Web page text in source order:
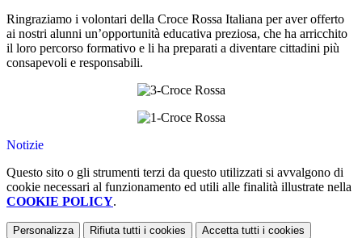
Ringraziamo i volontari della Croce Rossa Italiana per aver offerto
ai nostri alunni un’opportunità educativa preziosa, che ha arricchito
il loro percorso formativo e li ha preparati a diventare cittadini più
consapevoli e responsabili.
Notizie
Questo sito o gli strumenti terzi da questo utilizzati si avvalgono di
cookie necessari al funzionamento ed utili alle finalità illustrate nella
COOKIE POLICY.
Personalizza Rifiuta tutti i cookies Accetta tutti i cookies